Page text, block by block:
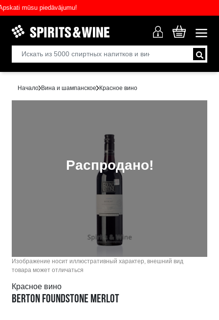
mūsu piedāvājumu!
Начало Вина и шампанское Красное вино
Распродано!
Изображение носит иллюстративный характер, внешний вид
товара может отличаться
Красное вино
BERTON FOUNDSTONE MERLOT